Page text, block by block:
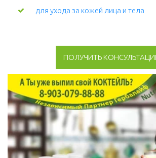
для ухода за кожей лица и тела
ПОЛУЧИТЬ